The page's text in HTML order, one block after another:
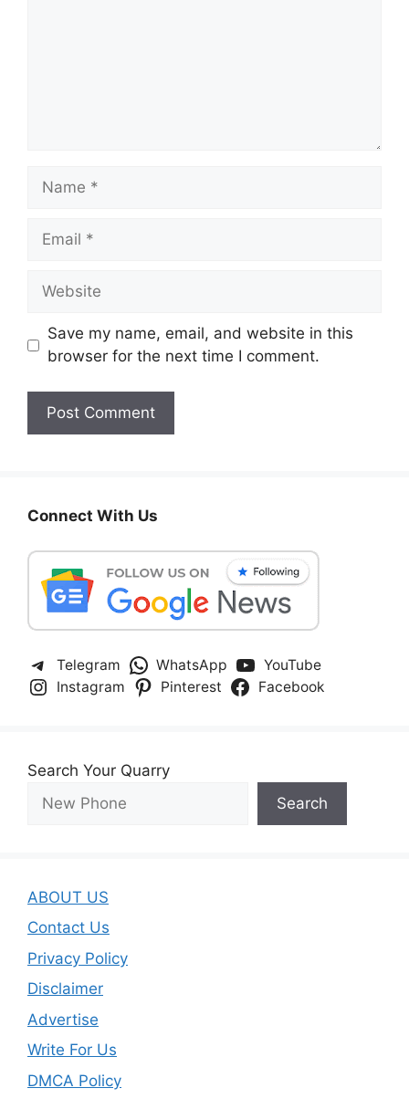
Name
Email
Website
Save my name, email, and website in this
browser for the next time I comment.
Connect With Us
Telegram WhatsApp
YouTube
Instagram
Pinterest Facebook
Search Your Quarry
Search
ABOUT US
Contact Us
Privacy Policy
Disclaimer
Advertise
Write For Us
DMCA Policy